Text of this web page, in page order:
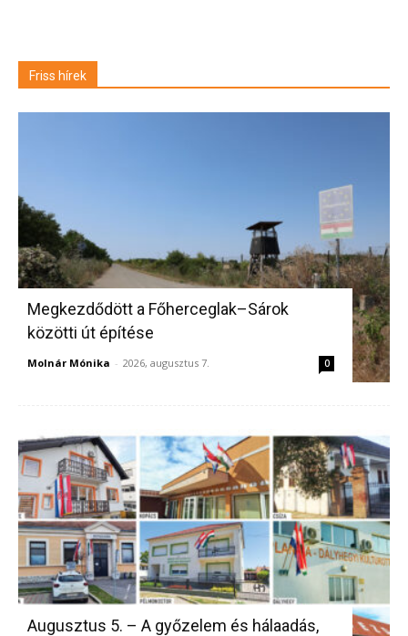
Friss hírek
Megkezdődött a Főherceglak–Sárok
közötti út építése
Molnár Mónika - 2026, augusztus 7. 0
Augusztus 5. – A győzelem és hálaadás,